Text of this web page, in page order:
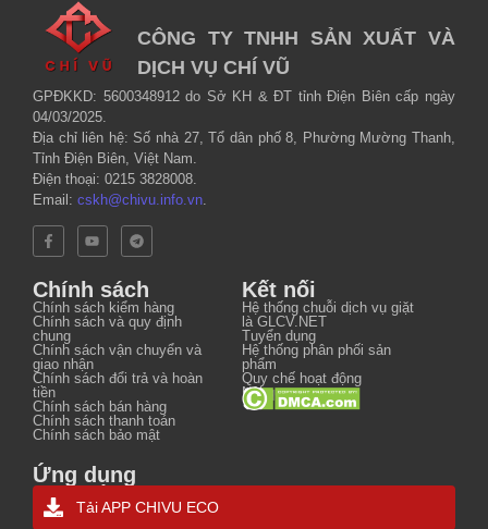
CÔNG TY TNHH SẢN XUẤT VÀ
DỊCH VỤ CHÍ VŨ
GPĐKKD: 5600348912 do Sở KH & ĐT tỉnh Điện Biên cấp ngày
04/03/2025.
Địa chỉ liên hệ: Số nhà 27, Tổ dân phố 8, Phường Mường Thanh,
Tỉnh Điện Biên, Việt Nam.
Điện thoại: 0215 3828008.
Email: cskh@chivu.info.vn
Chính sách
Chính sách kiểm hàng
Chính sách và quy định
chung
Chính sách vận chuyển và
giao nhận
Chính sách đổi trả và hoàn
tiền
Chính sách bán hàng
Chính sách thanh toán
Chính sách bảo mật
Kết nối
Hệ thống chuỗi dịch vụ giặt
là GLCV.NET
Tuyển dụng
Hệ thống phân phối sản
phẩm
Quy chế hoạt động
Nội quy
Ứng dụng
Tải APP CHIVU ECO